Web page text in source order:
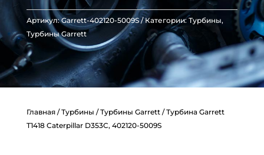
Артикул:Garrett-402120-5009S Категории:Турбины,
Турбины Garrett
Главная/Турбины /Турбины Garrett/ Турбина Garrett
T1418 Caterpillar D353C, 402120-5009S